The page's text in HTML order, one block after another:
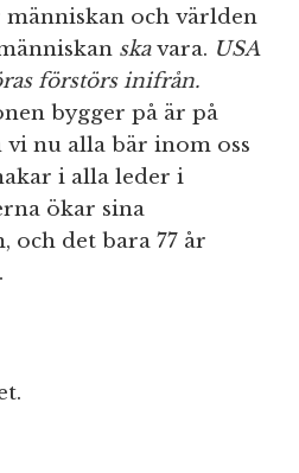
och världen
skavara. USA
förstörs inifrån.
bygger på är på
nu alla bär inom oss
i alla leder i
ökar sina
det bara 77 år